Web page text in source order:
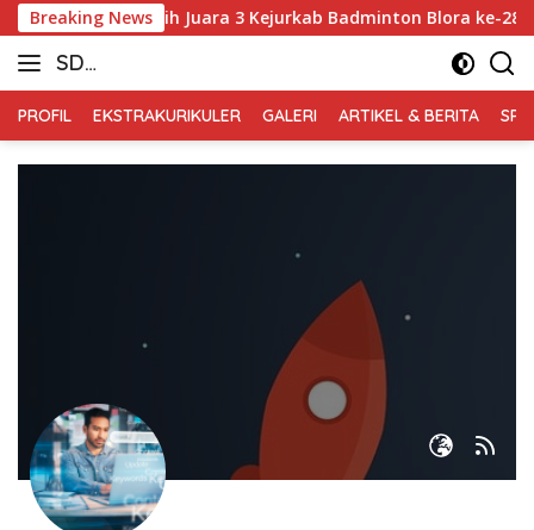
Skip
to
content
Breaking News
Arthanabil Raih Juara 3 Kejurkab Badminton Blora ke-28
SD
Muhammadiyah
Blora
PROFIL EKSTRAKURIKULER GALERI ARTIKEL & BERITA